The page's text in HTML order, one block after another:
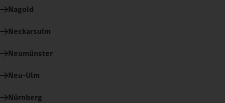
Nagold
Neckarsulm
Neumünster
Neu-Ulm
Nürnberg